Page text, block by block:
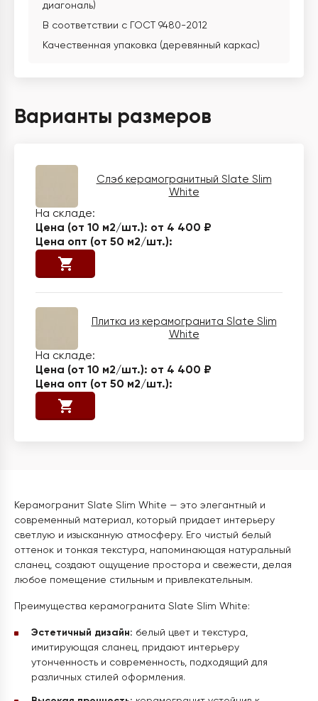
диагональ)
В соответствии с ГОСТ 9480-2012
Качественная упаковка (деревянный каркас)
Варианты размеров
Слэб керамогранитный Slate Slim
White
от 4 400 ₽
Плитка из керамогранита Slate Slim
White
от 4 400 ₽
Керамогранит Slate Slim White — это элегантный и
современный материал, который придает интерьеру
светлую и изысканную атмосферу. Его чистый белый
оттенок и тонкая текстура, напоминающая натуральный
сланец, создают ощущение простора и свежести, делая
любое помещение стильным и привлекательным.
Преимущества керамогранита Slate Slim White:
Эстетичный дизайн: белый цвет и текстура,
имитирующая сланец, придают интерьеру
утонченность и современность, подходящий для
различных стилей оформления.